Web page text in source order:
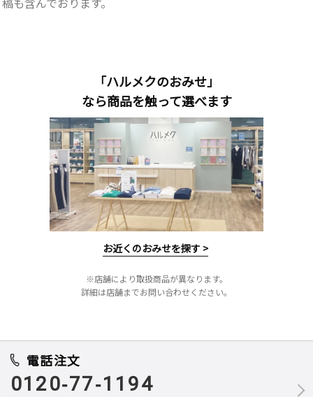
「ハルメクのおみせ」
なら商品を触って選べます
お近くのおみせを探す >
※店舗により取扱商品が異なります。
詳細は店舗までお問い合わせください。
電話注文
0120-77-1194